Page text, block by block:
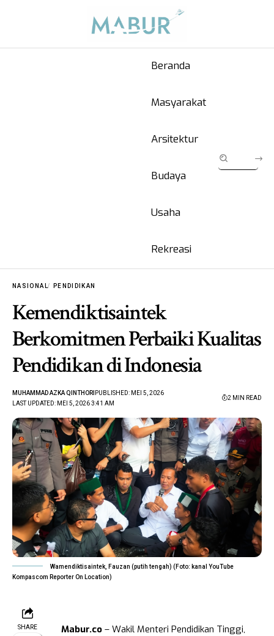
Beranda
Masyarakat
Arsitektur
Budaya
Usaha
Rekreasi
NASIONAL PENDIDIKAN
Kemendiktisaintek
Berkomitmen Perbaiki Kualitas
Pendidikan di Indonesia
LAST UPDATED: MEI 5, 2026 3:41 AM
MUHAMMAD AZKA QINTHORI PUBLISHED: MEI 5, 2026
2 MIN READ
Wamendiktisaintek, Fauzan (putih tengah) (Foto: kanal YouTube
Kompascom Reporter On Location)
SHARE Mabur.co – Wakil Menteri Pendidikan Tinggi,